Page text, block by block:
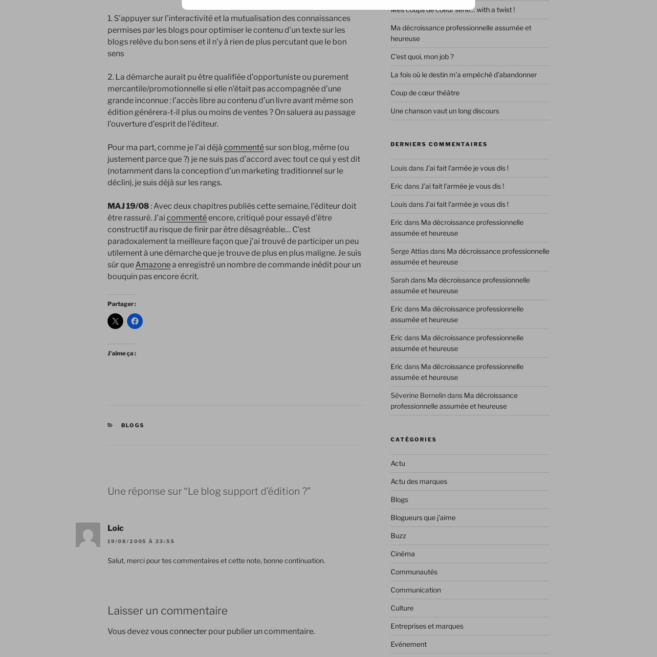
1. S’appuyer sur l’interactivité et la mutualisation des connaissances
permises par les blogs pour optimiser le contenu d’un texte sur les
blogs relève du bon sens et il n’y à rien de plus percutant que le bon
sens
2. La démarche aurait pu être qualifiée d’opportuniste ou purement
mercantile/promotionnelle si elle n’était pas accompagnée d’une
grande inconnue : l’accès libre au contenu d’un livre avant même son
édition générera-t-il plus ou moins de ventes ? On saluera au passage
l’ouverture d’esprit de l’éditeur.
Pour ma part, comme je l’ai déjà commentésur son blog, même (ou
justement parce que ?) je ne suis pas d’accord avec tout ce qui y est dit
(notamment dans la conception d’un marketing traditionnel sur le
déclin), je suis déjà sur les rangs.
MAJ 19/08 : Avec deux chapitres publiés cette semaine, l’éditeur doit
être rassuré. J’ai commentéencore, critiqué pour essayé d’être
constructif au risque de finir par être désagréable… C’est
paradoxalement la meilleure façon que j’ai trouvé de participer un peu
utilement à une démarche que je trouve de plus en plus maligne. Je suis
sûr queAmazonea enregistré un nombre de commande inédit pour un
bouquin pas encore écrit.
Partager :
J’aime ça :
CATÉGORIES
BLOGS
Une réponse sur “Le blog support d’édition ?”
Loic
19/08/2005 À 23:55
Salut, merci pour tes commentaires et cette note, bonne continuation.
Laisser un commentaire
Vous devez vous connecter pour publier un commentaire.
Mes coups de coeur série… with a twist !
Ma décroissance professionnelle assumée et
heureuse
C’est quoi, mon job ?
La fois où le destin m’a empêché d’abandonner
Coup de cœur théâtre
Une chanson vaut un long discours
DERNIERS COMMENTAIRES
Louisdans J’ai fait l’armée je vous dis !
Eric dans J’ai fait l’armée je vous dis !
Louisdans J’ai fait l’armée je vous dis !
Eric dans Ma décroissance professionnelle
assumée et heureuse
Serge Attiasdans Ma décroissance professionnelle
assumée et heureuse
Sarahdans Ma décroissance professionnelle
assumée et heureuse
Eric dans Ma décroissance professionnelle
assumée et heureuse
Eric dans Ma décroissance professionnelle
assumée et heureuse
Eric dans Ma décroissance professionnelle
assumée et heureuse
Séverine Bernelindans Ma décroissance
professionnelle assumée et heureuse
CATÉGORIES
Actu
Actu des marques
Blogs
Blogueurs que j'aime
Buzz
Cinéma
Communautés
Communication
Culture
Entreprises et marques
Evénement